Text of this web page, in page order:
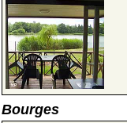
Bourges